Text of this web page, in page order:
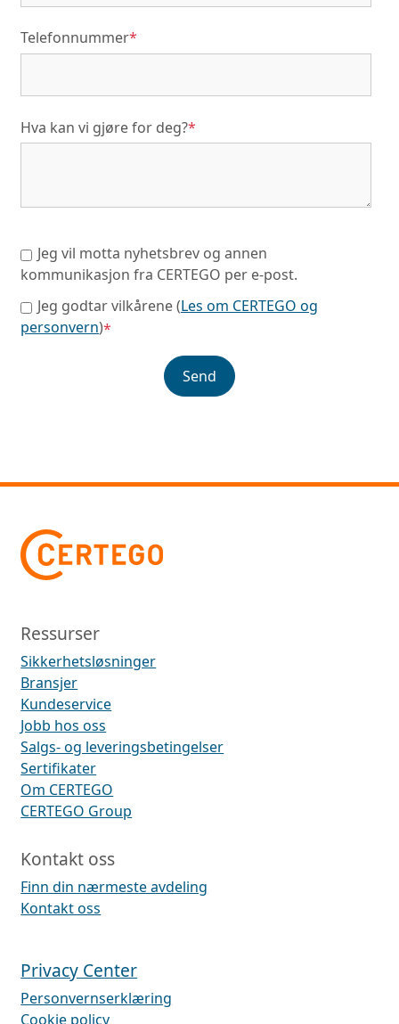
Telefonnummer*
Hva kan vi gjøre for deg?*
Jeg vil motta nyhetsbrev og annen
kommunikasjon fra CERTEGO per e-post.
Jeg godtar vilkårene (Les om CERTEGO og
personvern)*
Ressurser
Sikkerhetsløsninger
Bransjer
Kundeservice
Jobb hos oss
Salgs- og leveringsbetingelser
Sertifikater
Om CERTEGO
CERTEGO Group
Kontakt oss
Finn din nærmeste avdeling
Kontakt oss
Privacy Center
Personvernserklæring
Cookie policy